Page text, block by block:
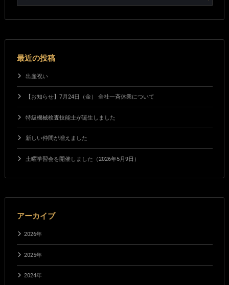
最近の投稿
出産祝い
【お知らせ】7月24日（金） 全社一斉休業について
特級機械検査技能士が誕生しました
新しい仲間が増えました
土曜学習会を開催しました（2026年5月9日）
アーカイブ
2026年
2025年
2024年